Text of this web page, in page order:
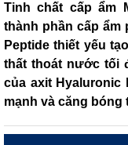
Tinh chất cấp ẩm
thành phần cấp ẩm
Peptide thiết yếu
thất thoát nước tối
của axit Hyaluronic
mạnh và căng